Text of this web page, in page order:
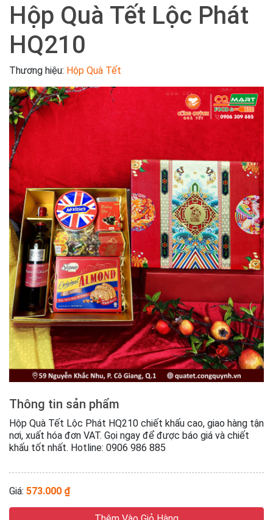
Hộp Quà Tết Lộc Phát
HQ210
Thương hiệu: Hộp Quà Tết
Thông tin sản phẩm
Hộp Quà Tết Lộc Phát HQ210 chiết khấu cao, giao hàng tận
nơi, xuất hóa đơn VAT. Gọi ngay để được báo giá và chiết
khấu tốt nhất. Hotline: 0906 986 885
Giá: 573.000 ₫